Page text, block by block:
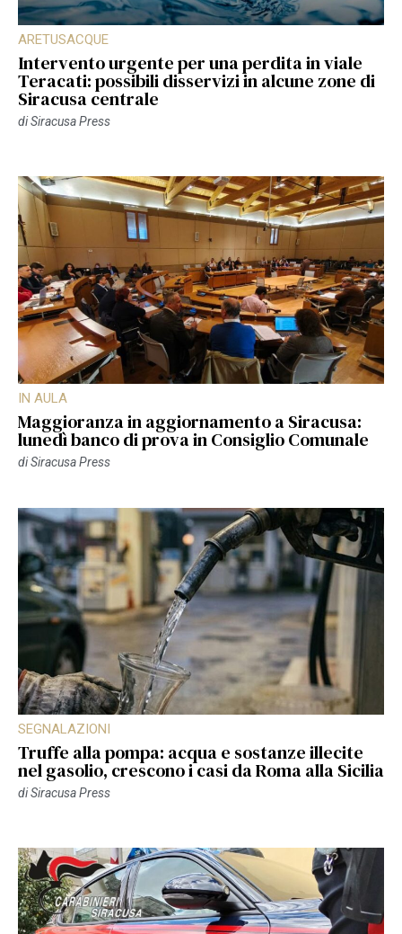
ARETUSACQUE
Intervento urgente per una perdita in viale
Teracati: possibili disservizi in alcune zone di
Siracusa centrale
diSiracusa Press
IN AULA
Maggioranza in aggiornamento a Siracusa:
lunedì banco di prova in Consiglio Comunale
diSiracusa Press
SEGNALAZIONI
Truffe alla pompa: acqua e sostanze illecite
nel gasolio, crescono i casi da Roma alla Sicilia
diSiracusa Press